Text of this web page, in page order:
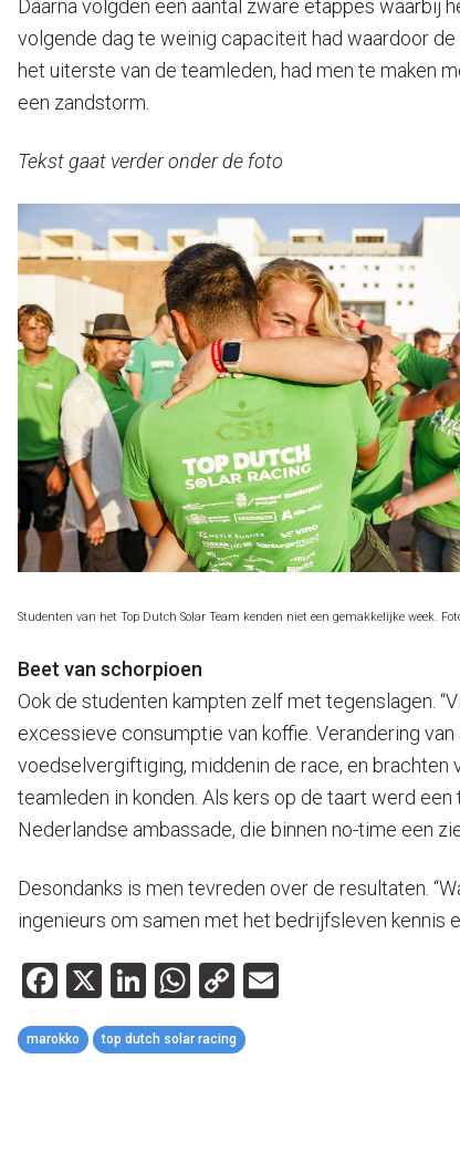
Daarna volgden een aantal zware etappes waarbij
volgende dag te weinig capaciteit had waardoor
het uiterste van de teamleden, had men te maken
een zandstorm.
Tekst gaat verder onder de foto
Studenten van het Top Dutch Solar Team kenden niet een gemakkelijke week.
Beet van schorpioen
Ook de studenten kampten zelf met tegenslagen.
excessieve consumptie van koffie. Verandering
voedselvergiftiging, middenin de race, en brachten
teamleden in konden. Als kers op de taart werd
Nederlandse ambassade, die binnen no-time een
Desondanks is men tevreden over de resultaten.
ingenieurs om samen met het bedrijfsleven kennis
Facebook
X LinkedIn
WhatsApp
Copy
Link
marokko top dutch solar racing